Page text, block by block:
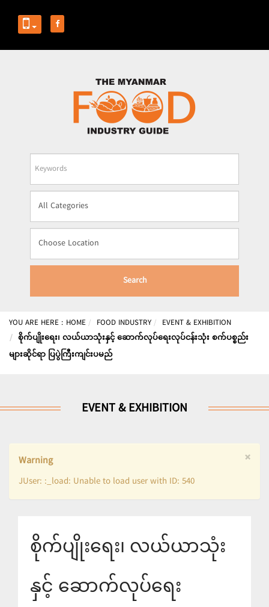
Business
Name
Search
YOU ARE HERE : HOME FOOD INDUSTRY
EVENT & EXHIBITION
စိုက်ပျိုးရေး၊ လယ်ယာသုံးနှင့် ဆောက်လုပ်ရေးလုပ်ငန်းသုံး စက်ပစ္စည်း
များဆိုင်ရာ ပြပွဲကြီးကျင်းပမည်
EVENT & EXHIBITION
×
Warning
JUser: :_load: Unable to load user with ID: 540
စိုက်ပျိုးရေး၊ လယ်ယာသုံး
နှင့် ဆောက်လုပ်ရေး